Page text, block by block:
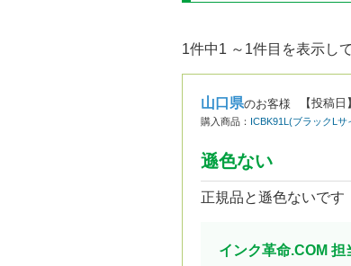
1件中1 ～1件目を表示し
山口県のお客様 【投稿日】
購入商品： ICBK91L(ブラックL
遜色ない
正規品と遜色ないです
インク革命.COM 担